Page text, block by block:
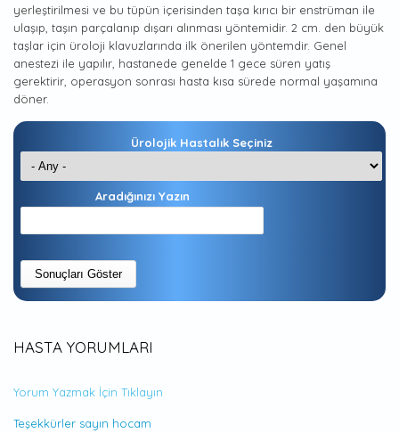
yerleştirilmesi ve bu tüpün içerisinden taşa kırıcı bir enstrüman ile
ulaşıp, taşın parçalanıp dışarı alınması yöntemidir. 2 cm. den büyük
taşlar için üroloji klavuzlarında ilk önerilen yöntemdir. Genel
anestezi ile yapılır, hastanede genelde 1 gece süren yatış
gerektirir, operasyon sonrası hasta kısa sürede normal yaşamına
döner.
Ürolojik Hastalık Seçiniz
Aradığınızı Yazın
HASTA YORUMLARI
Yorum Yazmak İçin Tıklayın
Teşekkürler sayın hocam